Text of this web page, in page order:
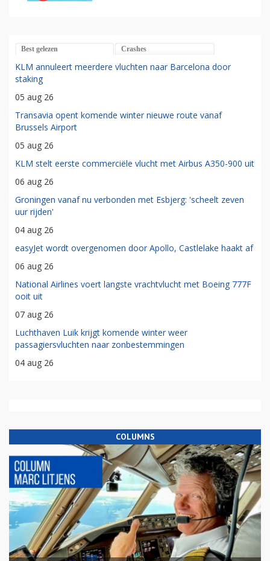
Best gelezen Crashes
KLM annuleert meerdere vluchten naar Barcelona door
staking
05 aug 26
Transavia opent komende winter nieuwe route vanaf
Brussels Airport
05 aug 26
KLM stelt eerste commerciële vlucht met Airbus A350-900 uit
06 aug 26
Groningen vanaf nu verbonden met Esbjerg: 'scheelt zeven
uur rijden'
04 aug 26
easyJet wordt overgenomen door Apollo, Castlelake haakt af
06 aug 26
National Airlines voert langste vrachtvlucht met Boeing 777F
ooit uit
07 aug 26
Luchthaven Luik krijgt komende winter weer
passagiersvluchten naar zonbestemmingen
04 aug 26
COLUMNS